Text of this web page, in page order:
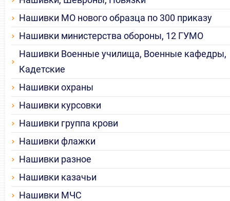
Нашивки МО нового образца по 300 приказу
Нашивки министерства обороны, 12 ГУМО
Нашивки Военные училища, Военные кафедры,
Кадетские
Нашивки охраны
Нашивки курсовки
Нашивки группа крови
Нашивки флажки
Нашивки разное
Нашивки казачьи
Нашивки МЧС